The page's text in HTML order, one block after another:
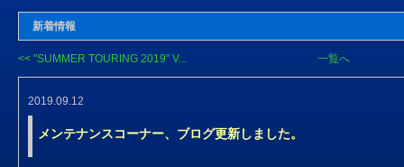
新着情報
<< "SUMMER TOURING 2019" V... 一覧へ
2019.09.12
メンテナンスコーナー、ブログ更新しました。